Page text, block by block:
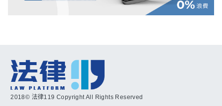
2018© 法律119 Copyright All Rights Reserved